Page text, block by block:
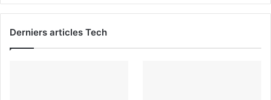
Derniers articles Tech